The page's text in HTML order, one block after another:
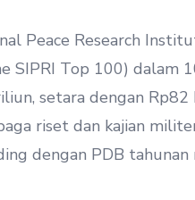
Peace Research
SIPRI Top 100) dalam
setara dengan Rp82
riset dan kajian
dengan PDB